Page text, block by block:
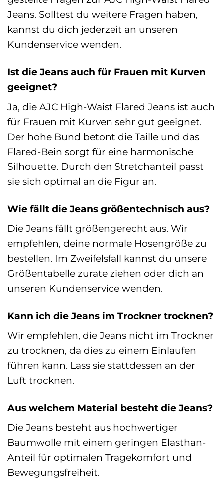
Jeans. Solltest du weitere Fragen haben,
kannst du dich jederzeit an unseren
Kundenservice wenden.
Ist die Jeans auch für Frauen mit Kurven
geeignet?
Ja, die AJC High-Waist Flared Jeans ist auch
für Frauen mit Kurven sehr gut geeignet.
Der hohe Bund betont die Taille und das
Flared-Bein sorgt für eine harmonische
Silhouette. Durch den Stretchanteil passt
sie sich optimal an die Figur an.
Wie fällt die Jeans größentechnisch aus?
Die Jeans fällt größengerecht aus. Wir
empfehlen, deine normale Hosengröße zu
bestellen. Im Zweifelsfall kannst du unsere
Größentabelle zurate ziehen oder dich an
unseren Kundenservice wenden.
Kann ich die Jeans im Trockner trocknen?
Wir empfehlen, die Jeans nicht im Trockner
zu trocknen, da dies zu einem Einlaufen
führen kann. Lass sie stattdessen an der
Luft trocknen.
Aus welchem Material besteht die Jeans?
Die Jeans besteht aus hochwertiger
Baumwolle mit einem geringen Elasthan-
Anteil für optimalen Tragekomfort und
Bewegungsfreiheit.